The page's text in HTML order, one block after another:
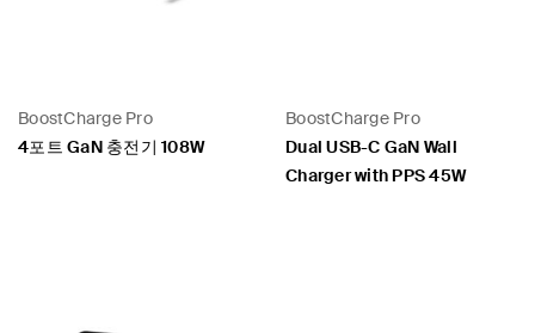
BoostCharge Pro
4포트 GaN 충전기 108W
BoostCharge Pro
Dual USB-C GaN Wall
Charger with PPS 45W